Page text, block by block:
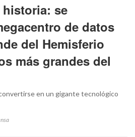
historia: se
de datos
del Hemisferio
más grandes del
en un gigante tecnológico